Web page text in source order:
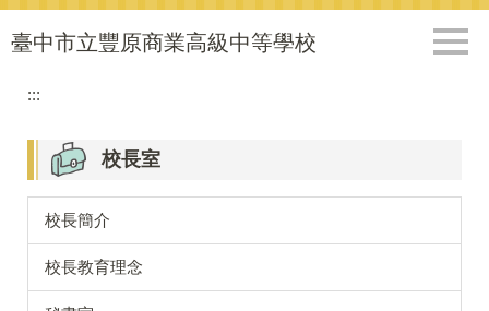
跳
到
臺中市立豐原商業高級中等學校
:::
校長室
校長簡介
校長教育理念